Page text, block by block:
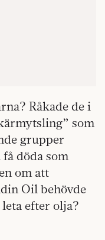
Råkade de i
som
grupper
döda som
om att
Oil behövde
efter olja?